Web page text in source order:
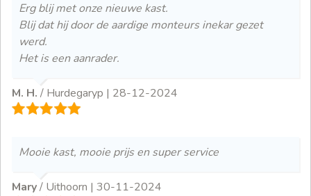
Erg blij met onze nieuwe kast.
Blij dat hij door de aardige monteurs inekar gezet
werd.
Het is een aanrader.
M. H. / Hurdegaryp | 28-12-2024
Mooie kast, mooie prijs en super service
Mary/ Uithoorn | 30-11-2024